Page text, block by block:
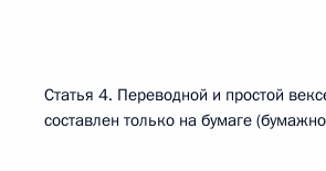
Статья 4. Переводной и простой
составлен только на бумаге